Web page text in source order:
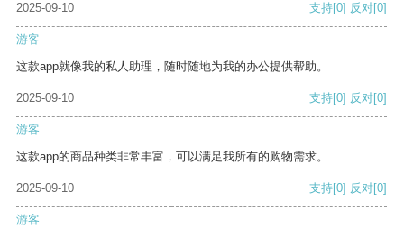
2025-09-10
支持[0] 反对[0]
游客
这款app就像我的私人助理，随时随地为我的办公提供帮助。
2025-09-10 支持[0] 反对[0]
游客
这款app的商品种类非常丰富，可以满足我所有的购物需求。
2025-09-10 支持[0] 反对[0]
游客